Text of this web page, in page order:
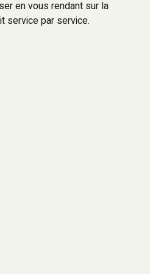
en vous rendant sur la
service par service.